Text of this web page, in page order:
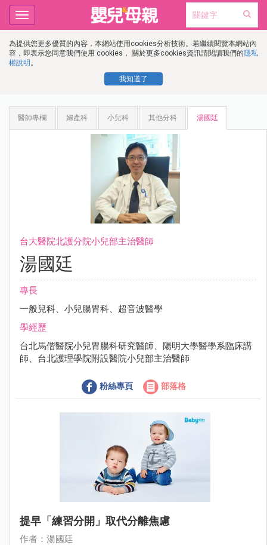
為提供您更多優質的內容，本網站使用cookies分析技術。若繼續閱覽本網站內
容，即表示您同意我們使用 cookies， 關於更多cookies資訊請閱讀我們的隱私
權說明 。
我知道了
Toggle
navigation
醫師專欄 婦產科 小兒科 其他分科 湯國廷
台大醫院北護分院小兒部主治醫師
湯國廷
專長
一般兒科、小兒腸胃科、超音波醫學
學經歷
台北馬偕醫院小兒胃腸科研究醫師、陽明大學醫學系臨床講
師、台北護理學院附設醫院小兒部主治醫師
粉絲專頁 部落格
提早「練習分開」取代分離焦慮
作者：湯國廷